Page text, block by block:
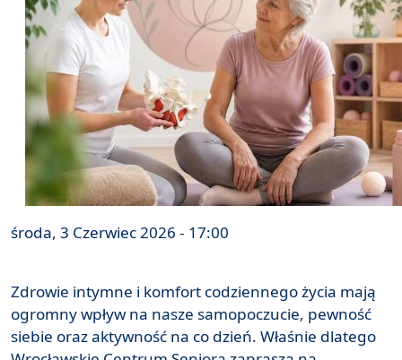
środa, 3 Czerwiec 2026 - 17:00
Zdrowie intymne i komfort codziennego życia mają
ogromny wpływ na nasze samopoczucie, pewność
siebie oraz aktywność na co dzień. Właśnie dlatego